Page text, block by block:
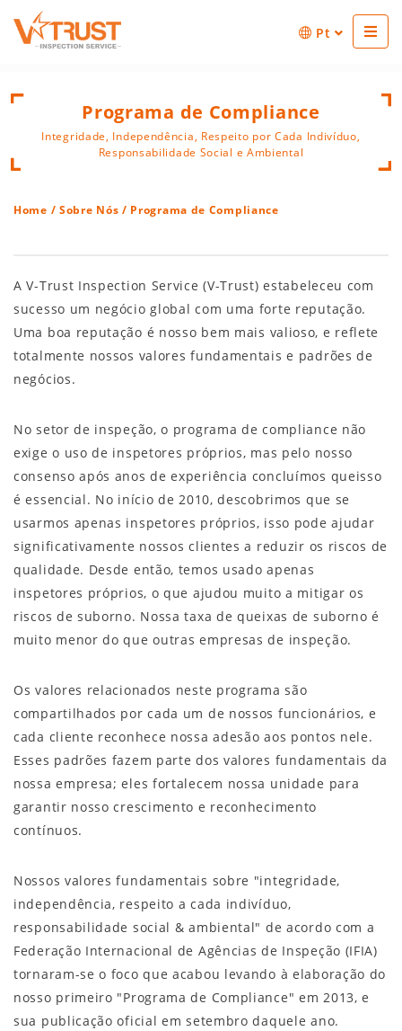
Pt
Programa de Compliance
Integridade, Independência, Respeito por Cada Indivíduo,
Responsabilidade Social e Ambiental
Home / Sobre Nós / Programa de Compliance
A V-Trust Inspection Service (V-Trust) estabeleceu com
sucesso um negócio global com uma forte reputação.
Uma boa reputação é nosso bem mais valioso, e reflete
totalmente nossos valores fundamentais e padrões de
negócios.
No setor de inspeção, o programa de compliance não
exige o uso de inspetores próprios, mas pelo nosso
consenso após anos de experiência concluímos queisso
é essencial. No início de 2010, descobrimos que se
usarmos apenas inspetores próprios, isso pode ajudar
significativamente nossos clientes a reduzir os riscos de
qualidade. Desde então, temos usado apenas
inspetores próprios, o que ajudou muito a mitigar os
riscos de suborno. Nossa taxa de queixas de suborno é
muito menor do que outras empresas de inspeção.
Os valores relacionados neste programa são
compartilhados por cada um de nossos funcionários, e
cada cliente reconhece nossa adesão aos pontos nele.
Esses padrões fazem parte dos valores fundamentais da
nossa empresa; eles fortalecem nossa unidade para
garantir nosso crescimento e reconhecimento
contínuos.
Nossos valores fundamentais sobre "integridade,
independência, respeito a cada indivíduo,
responsabilidade social & ambiental" de acordo com a
Federação Internacional de Agências de Inspeção (IFIA)
tornaram-se o foco que acabou levando à elaboração do
nosso primeiro "Programa de Compliance" em 2013, e
sua publicação oficial em setembro daquele ano.